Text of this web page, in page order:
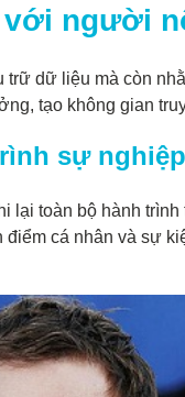
với người
dữ liệu mà còn
tạo không gian
sự nghiệp
lại toàn bộ hành
cá nhân và sự